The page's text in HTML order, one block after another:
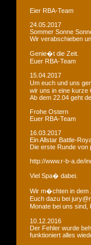
Eier RBA-Team
24.05.2017
Sommer Sonne
Wir verabschieben
Genie�t die Zeit.
Euer RBA-Team
15.04.2017
Um euch und uns
wir uns in eine kurze
Ab dem 22.04 geht
Frohe Ostern
Euer RBA-Team
16.03.2017
Ein Allstar Battle-
Die erste Runde von
http://www.r-b-a.de/
Viel Spa� dabei.
Wir m�chten in dem
Euch dazu bei
Monate bei uns
10.12.2016
Der Fehler wurde
funktioniert alles